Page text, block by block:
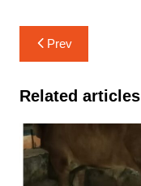
Navigasi
pos
Prev
Related articles